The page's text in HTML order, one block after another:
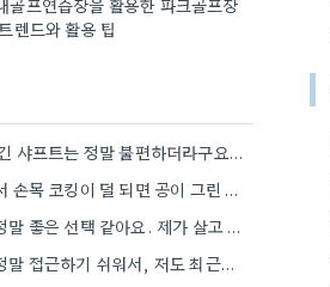
렌드와 활용 팁
키가 작아서 긴 샤프트는 정말 불편하더라구요. 제가 좀 더 작은 사이즈를 찾아봐야겠어요.
백스윙 탑에서 손목 코킹이 덜 되면 공이 그린 끝에 멈추는 경우가 많더라고요. 숏게임의 핵심은 정확한…
파크골프는 정말 좋은 선택 같아요. 제가 살고 있는 곳에도 비슷한 프로그램이 있으면 좋겠어요.
파크골프는 정말 접근하기 쉬워서, 저도 최근에 동네 파크골프장에서 한 번 해봤어요. 처음에는 좀 어색했지만, 다들…